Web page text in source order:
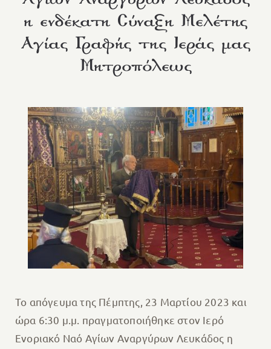
η ενδέκατη Σύναξη Μελέτης
Αγίας Γραφής της Ιεράς μας
Μητροπόλεως
Το απόγευμα της Πέμπτης, 23 Μαρτίου 2023 και
ώρα 6:30 μ.μ. πραγματοποιήθηκε στον Ιερό
Ενοριακό Ναό Αγίων Αναργύρων Λευκάδος η